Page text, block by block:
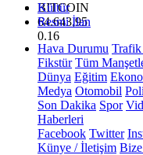
BITCOIN
64.643,95
0.16
Kültür
Resmi İlan
Hava Durumu
Fikstür Tüm
Dünya Eğitim
Medya Otomobil
Son Dakika Spor
Haberleri
Facebook Twitter
Künye / İletişim Bize